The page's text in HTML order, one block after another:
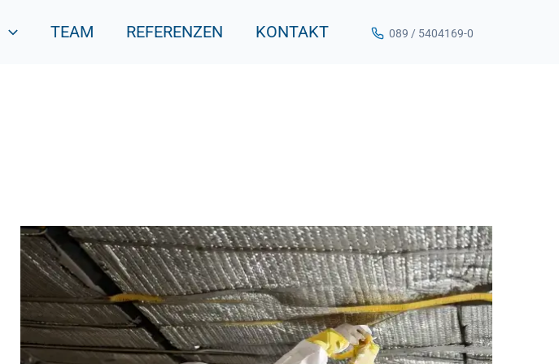
TEAM REFERENZEN KONTAKT 089 / 5404169-0